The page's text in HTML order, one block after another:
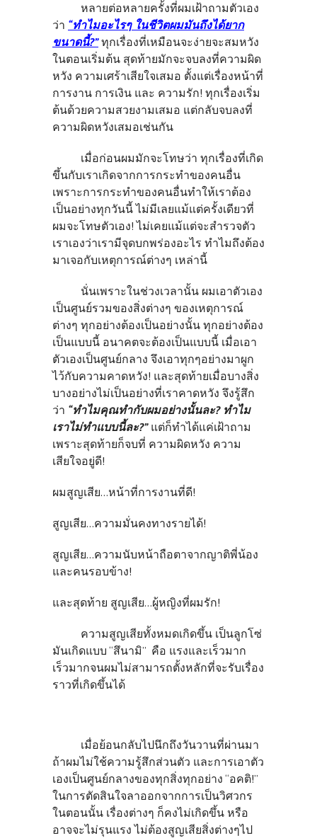
หลายต่อหลายครั้งที่ผมเฝ้าถามตัวเอง
ว่า “ทำไมอะไรๆ ในชีวิตผมมันถึงได้ยาก
ขนาดนี้?” ทุกเรื่องที่เหมือนจะง่ายจะสมหวัง
ในตอนเริ่มต้น สุดท้ายมักจะจบลงที่ความผิด
หวัง ความเศร้าเสียใจเสมอ ตั้งแต่เรื่องหน้าที่
การงาน การเงิน และ ความรัก! ทุกเรื่องเริ่ม
ต้นด้วยความสวยงามเสมอ แต่กลับจบลงที่
ความผิดหวังเสมอเช่นกัน
เมื่อก่อนผมมักจะโทษว่า ทุกเรื่องที่เกิด
ขึ้นกับเราเกิดจากการกระทำของคนอื่น
เพราะการกระทำของคนอื่นทำให้เราต้อง
เป็นอย่างทุกวันนี้ ไม่มีเลยแม้แต่ครั้งเดียวที่
ผมจะโทษตัวเอง! ไม่เคยแม้แต่จะสำรวจตัว
เราเองว่าเรามีจุดบกพร่องอะไร ทำไมถึงต้อง
มาเจอกับเหตุการณ์ต่างๆ เหล่านี้
นั่นเพราะในช่วงเวลานั้น ผมเอาตัวเอง
เป็นศูนย์รวมของสิ่งต่างๆ ของเหตุการณ์
ต่างๆ ทุกอย่างต้องเป็นอย่างนั้น ทุกอย่างต้อง
เป็นแบบนี้ อนาคตจะต้องเป็นแบบนี้ เมื่อเอา
ตัวเองเป็นศูนย์กลาง จึงเอาทุกๆอย่างมาผูก
ไว้กับความคาดหวัง! และสุดท้ายเมื่อบางสิ่ง
บางอย่างไม่เป็นอย่างที่เราคาดหวัง จึงรู้สึก
ว่า “ทำไมคุณทำกับผมอย่างนั้นละ? ทำไม
เราไม่ทำแบบนี้ละ?” แต่ก็ทำได้แค่เฝ้าถาม
เพราะสุดท้ายก็จบที่ ความผิดหวัง ความ
เสียใจอยู่ดี!
ผมสูญเสีย…หน้าที่การงานที่ดี!
สูญเสีย…ความมั่นคงทางรายได้!
สูญเสีย…ความนับหน้าถือตาจากญาติพี่น้อง
และคนรอบข้าง!
และสุดท้าย สูญเสีย…ผู้หญิงที่ผมรัก!
ความสูญเสียทั้งหมดเกิดขึ้น เป็นลูกโซ่
มันเกิดแบบ “สึนามิ” คือ แรงและเร็วมาก
เร็วมากจนผมไม่สามารถตั้งหลักที่จะรับเรื่อง
ราวที่เกิดขึ้นได้
เมื่อย้อนกลับไปนึกถึงวันวานที่ผ่านมา
ถ้าผมไม่ใช้ความรู้สึกส่วนตัว และการเอาตัว
เองเป็นศูนย์กลางของทุกสิ่งทุกอย่าง “อคติ!”
ในการตัดสินใจลาออกจากการเป็นวิศวกร
ในตอนนั้น เรื่องต่างๆ ก็คงไม่เกิดขึ้น หรือ
อาจจะไม่รุนแรง ไม่ต้องสูญเสียสิ่งต่างๆไป